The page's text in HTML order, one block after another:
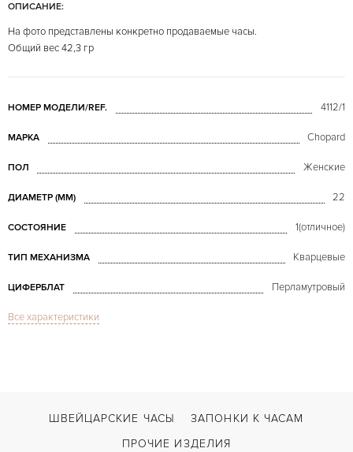
ОПИСАНИЕ:
На фото представлены конкретно продаваемые часы.
Общий вес 42,3 гр
НОМЕР МОДЕЛИ/REF. 4112/1
МАРКА Chopard
ПОЛ Женские
ДИАМЕТР (MM) 22
СОСТОЯНИЕ 1(отличное)
ТИП МЕХАНИЗМА Кварцевые
ЦИФЕРБЛАТ Перламутровый
СТЕКЛО
Все характеристики
ШВЕЙЦАРСКИЕ ЧАСЫ
ЗАПОНКИ К ЧАСАМ
ПРОЧИЕ ИЗДЕЛИЯ